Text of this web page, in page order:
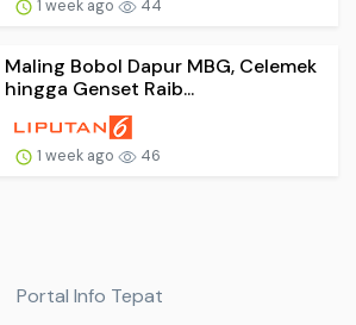
1 week ago 44
Maling Bobol Dapur MBG, Celemek
hingga Genset Raib...
1 week ago 46
Portal Info Tepat